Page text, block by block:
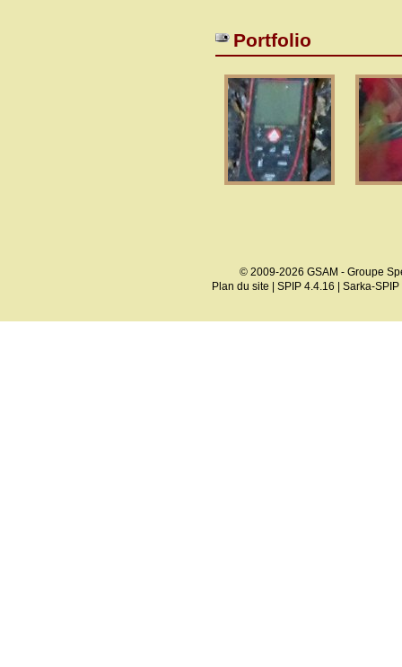
Portfolio
© 2009-2026 GSAM - Groupe
Plan du site | SPIP 4.4.16 | Sarka-SPIP